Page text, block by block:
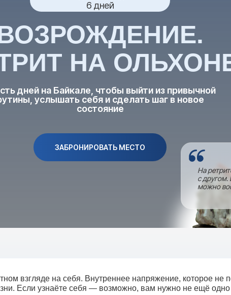
дней на Байкале, чтобы выйти из привычной
услышать себя и сделать шаг в новое
состояние
ЗАБРОНИРОВАТЬ МЕСТО
6 дней
НА
На
с другом.
можно
взгляде на себя. Внутреннее напряжение, которое не
Если узнаёте себя — возможно, вам нужно не ещё одно